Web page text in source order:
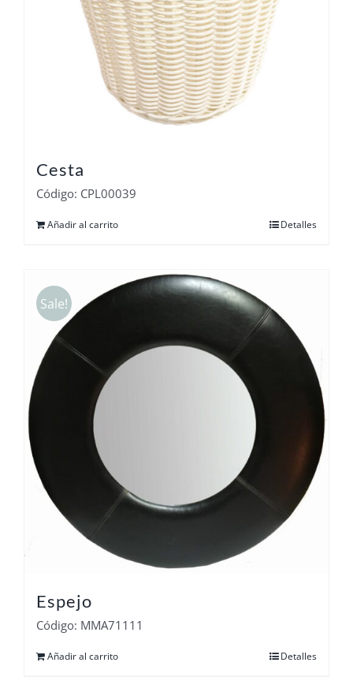
Cesta
Código: CPL00039
Añadir al carrito Detalles
Sale!
Espejo
Código: MMA71111
Añadir al carrito Detalles